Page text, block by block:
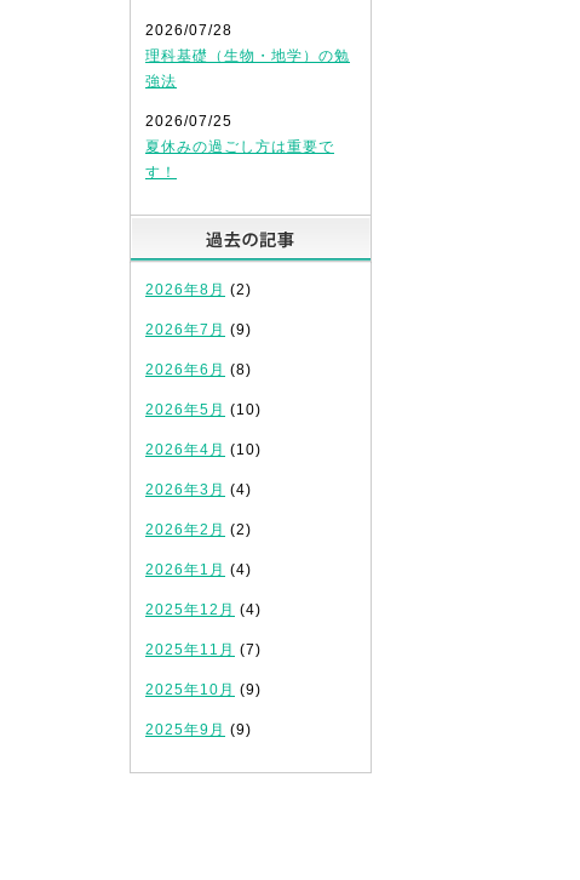
2026/07/28
理科基礎（生物・地学）の勉
強法
2026/07/25
夏休みの過ごし方は重要で
す！
2026年8月 (2)
2026年7月 (9)
2026年6月 (8)
2026年5月 (10)
2026年4月 (10)
2026年3月 (4)
2026年2月 (2)
2026年1月 (4)
2025年12月 (4)
2025年11月 (7)
2025年10月 (9)
2025年9月 (9)